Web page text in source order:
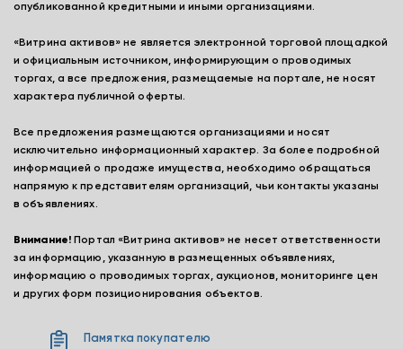
опубликованной кредитными и иными организациями.
«Витрина активов» не является электронной торговой площадкой
и официальным источником, информирующим о проводимых
торгах, а все предложения, размещаемые на портале, не носят
характера публичной оферты.
Все предложения размещаются организациями и носят
исключительно информационный характер. За более подробной
информацией о продаже имущества, необходимо обращаться
напрямую к представителям организаций, чьи контакты указаны
в объявлениях.
Внимание! Портал «Витрина активов» не несет ответственности
за информацию, указанную в размещенных объявлениях,
информацию о проводимых торгах, аукционов, мониторинге цен
и других форм позиционирования объектов.
Памятка покупателю